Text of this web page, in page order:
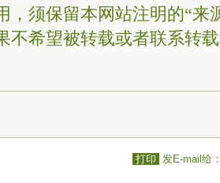
，须保留本网站注明的“来
不希望被转载或者联系转
打印 发E-mail给